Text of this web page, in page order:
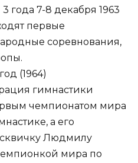
года 7-8 декабря 1963
первые
соревнования,
(1964)
гимнастики
чемпионатом мира
а его
Людмилу
мира по